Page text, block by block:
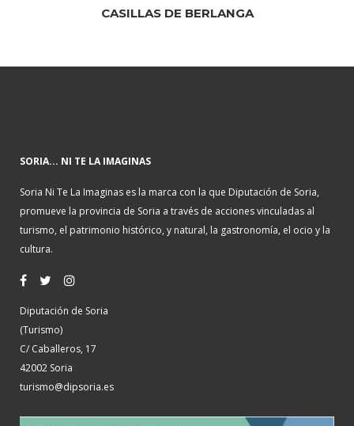
CASILLAS DE BERLANGA
SORIA... NI TE LA IMAGINAS
Soria Ni Te La Imaginas es la marca con la que Diputación de Soria,
promueve la provincia de Soria a través de acciones vinculadas al
turismo, el patrimonio histórico, y natural, la gastronomía, el ocio y la
cultura.
Diputación de Soria
(Turismo)
C/ Caballeros, 17
42002 Soria
turismo@dipsoria.es